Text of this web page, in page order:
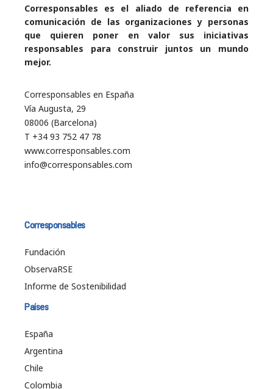
Corresponsables es el aliado de referencia en
comunicación de las organizaciones y personas
que quieren poner en valor sus iniciativas
responsables para construir juntos un mundo
mejor.
Corresponsables en España
Vía Augusta, 29
08006 (Barcelona)
T +34 93 752 47 78
www.corresponsables.com
info@corresponsables.com
Corresponsables
Fundación
ObservaRSE
Informe de Sostenibilidad
Países
España
Argentina
Chile
Colombia